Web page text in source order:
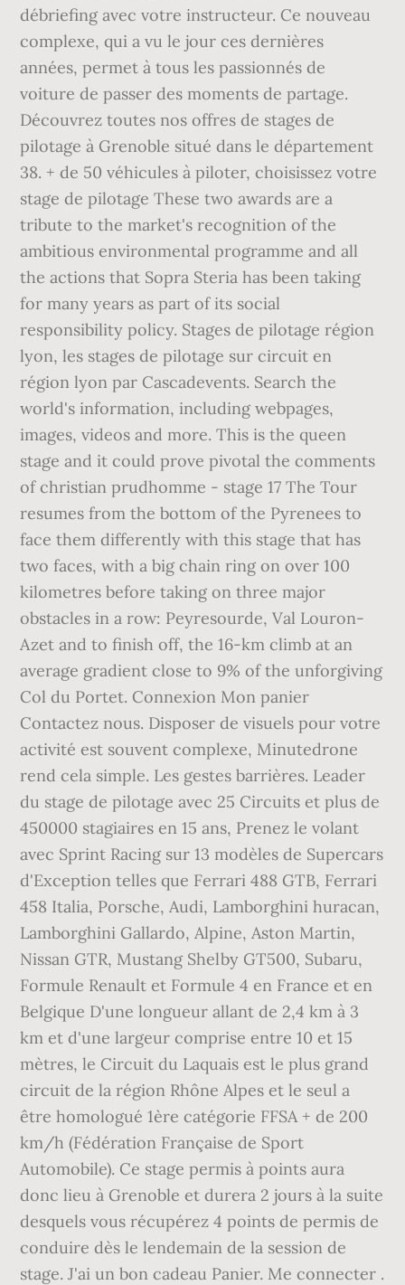
débriefing avec votre instructeur. Ce nouveau
complexe, qui a vu le jour ces dernières
années, permet à tous les passionnés de
voiture de passer des moments de partage.
Découvrez toutes nos offres de stages de
pilotage à Grenoble situé dans le département
38. + de 50 véhicules à piloter, choisissez votre
stage de pilotage These two awards are a
tribute to the market's recognition of the
ambitious environmental programme and all
the actions that Sopra Steria has been taking
for many years as part of its social
responsibility policy. Stages de pilotage région
lyon, les stages de pilotage sur circuit en
région lyon par Cascadevents. Search the
world's information, including webpages,
images, videos and more. This is the queen
stage and it could prove pivotal the comments
of christian prudhomme - stage 17 The Tour
resumes from the bottom of the Pyrenees to
face them differently with this stage that has
two faces, with a big chain ring on over 100
kilometres before taking on three major
obstacles in a row: Peyresourde, Val Louron-
Azet and to finish off, the 16-km climb at an
average gradient close to 9% of the unforgiving
Col du Portet. Connexion Mon panier
Contactez nous. Disposer de visuels pour votre
activité est souvent complexe, Minutedrone
rend cela simple. Les gestes barrières. Leader
du stage de pilotage avec 25 Circuits et plus de
450000 stagiaires en 15 ans, Prenez le volant
avec Sprint Racing sur 13 modèles de Supercars
d'Exception telles que Ferrari 488 GTB, Ferrari
458 Italia, Porsche, Audi, Lamborghini huracan,
Lamborghini Gallardo, Alpine, Aston Martin,
Nissan GTR, Mustang Shelby GT500, Subaru,
Formule Renault et Formule 4 en France et en
Belgique D'une longueur allant de 2,4 km à 3
km et d'une largeur comprise entre 10 et 15
mètres, le Circuit du Laquais est le plus grand
circuit de la région Rhône Alpes et le seul a
être homologué 1ère catégorie FFSA + de 200
km/h (Fédération Française de Sport
Automobile). Ce stage permis à points aura
donc lieu à Grenoble et durera 2 jours à la suite
desquels vous récupérez 4 points de permis de
conduire dès le lendemain de la session de
stage. J'ai un bon cadeau Panier. Me connecter .